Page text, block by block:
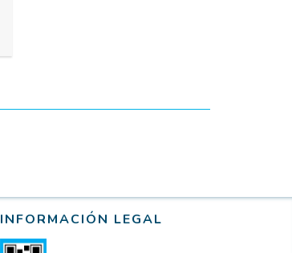
INFORMACIÓN LEGAL